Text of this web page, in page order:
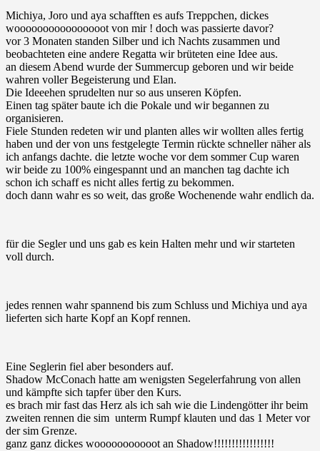
Michiya, Joro und aya schafften es aufs Treppchen, dickes
woooooooooooooooot von mir ! doch was passierte davor?
vor 3 Monaten standen Silber und ich Nachts zusammen und
beobachteten eine andere Regatta wir brüteten eine Idee aus.
an diesem Abend wurde der Summercup geboren und wir beide
wahren voller Begeisterung und Elan.
Die Ideeehen sprudelten nur so aus unseren Köpfen.
Einen tag später baute ich die Pokale und wir begannen zu
organisieren.
Fiele Stunden redeten wir und planten alles wir wollten alles fertig
haben und der von uns festgelegte Termin rückte schneller näher als
ich anfangs dachte. die letzte woche vor dem sommer Cup waren
wir beide zu 100% eingespannt und an manchen tag dachte ich
schon ich schaff es nicht alles fertig zu bekommen.
doch dann wahr es so weit, das große Wochenende wahr endlich da.
für die Segler und uns gab es kein Halten mehr und wir starteten
voll durch.
jedes rennen wahr spannend bis zum Schluss und Michiya und aya
lieferten sich harte Kopf an Kopf rennen.
Eine Seglerin fiel aber besonders auf.
Shadow McConach hatte am wenigsten Segelerfahrung von allen
und kämpfte sich tapfer über den Kurs.
es brach mir fast das Herz als ich sah wie die Lindengötter ihr beim
zweiten rennen die sim unterm Rumpf klauten und das 1 Meter vor
der sim Grenze.
ganz ganz dickes wooooooooooot an Shadow!!!!!!!!!!!!!!!!!